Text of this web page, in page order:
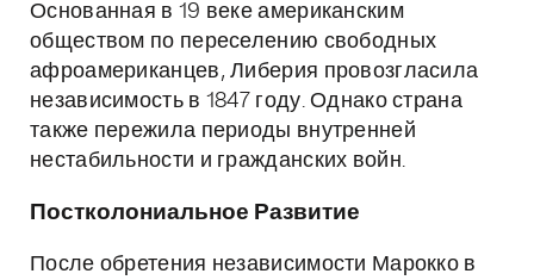
Основанная в 19 веке американским
обществом по переселению свободных
афроамериканцев, Либерия провозгласила
независимость в 1847 году. Однако страна
также пережила периоды внутренней
нестабильности и гражданских войн.
Постколониальное Развитие
После обретения независимости Марокко в